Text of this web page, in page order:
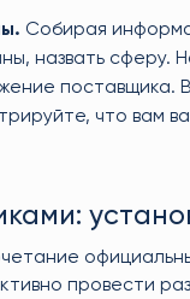
Собирая
назвать сферу.
поставщика.
что вам
провести